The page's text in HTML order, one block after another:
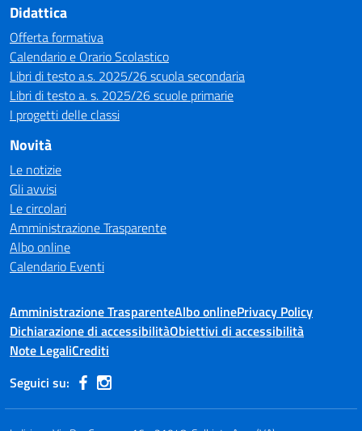
Didattica
Offerta formativa
Calendario e Orario Scolastico
Libri di testo a.s. 2025/26 scuola secondaria
Libri di testo a. s. 2025/26 scuole primarie
I progetti delle classi
Novità
Le notizie
Gli avvisi
Le circolari
Amministrazione Trasparente
Albo online
Calendario Eventi
Amministrazione TrasparenteAlbo onlinePrivacy Policy
Dichiarazione di accessibilitàObiettivi di accessibilità
Note LegaliCrediti
Seguici su: